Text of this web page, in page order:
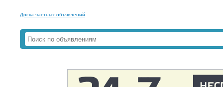
Доска частных объявлений